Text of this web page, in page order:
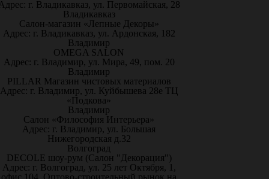
г. Владикавказ, ул. Первомайская, 28
Владикавказ
Салон-магазин «Лепные Декоры»
Адрес: г. Владикавказ, ул. Ардонская, 182
Владимир
OMEGA SALON
Адрес: г. Владимир, ул. Мира, 49, пом. 20
Владимир
PILLAR Магазин чистовых материалов
Адрес: г. Владимир, ул. Куйбышева 28е ТЦ
«Подкова»
Владимир
Салон «Философия Интерьера»
Адрес: г. Владимир, ул. Большая
Нижегородская д.32
Волгоград
DECOLE шоу-рум (Салон "Декорация")
Адрес: г. Волгоград, ул. 25 лет Октября, 1,
офис 104. Оптово-строительный рынок на